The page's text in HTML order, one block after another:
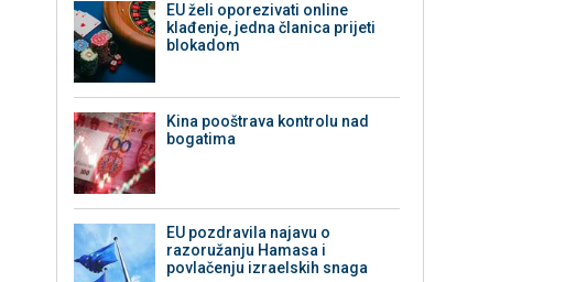
EU želi oporezivati online
klađenje, jedna članica prijeti
blokadom
Kina pooštrava kontrolu nad
bogatima
EU pozdravila najavu o
razoružanju Hamasa i
povlačenju izraelskih snaga